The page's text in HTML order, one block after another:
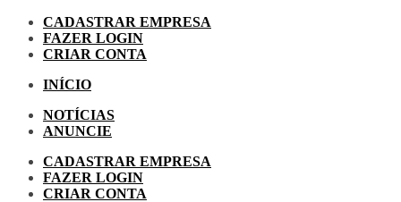
CADASTRAR EMPRESA
FAZER LOGIN
CRIAR CONTA
INÍCIO
NOTÍCIAS
ANUNCIE
CADASTRAR EMPRESA
FAZER LOGIN
CRIAR CONTA